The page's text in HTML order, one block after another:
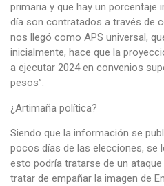
primaria y que hay un porcentaje
día son contratados a través de
nos llegó como APS universal,
inicialmente, hace que la
a ejecutar 2024 en convenios
pesos”.
¿Artimaña política?
Siendo que la información se
pocos días de las elecciones, se
esto podría tratarse de un
tratar de empañar la imagen de